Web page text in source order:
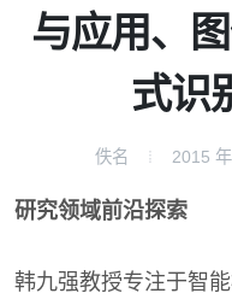
与应用、
式识
佚名 2015
研究领域前沿探索
韩九强教授专注于智